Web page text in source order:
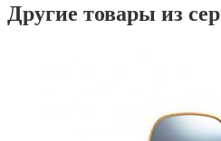
Другие товары из